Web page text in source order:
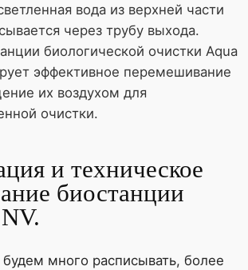
вода из верхней части
через трубу выхода.
биологической очистки Aqua
эффективное перемешивание
их воздухом для
очистки.
и техническое
биостанции
будем много расписывать, более